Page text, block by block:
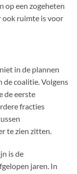
op een zogeheten
ook ruimte is voor
in de plannen
coalitie. Volgens
de eerste
fracties
te zien zitten.
is de
jaren. In